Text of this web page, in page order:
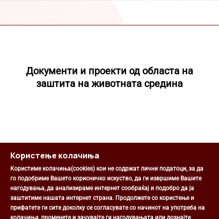
Одделение за кому... Документи и проек...
Документи и проекти од областа на
заштита на животната средина
Општина Центар
Михаил Цоков бр. 1, Скопје
Скопје, РС Македонија
Користење колачиња
Користиме колачиња(cookies) кои не содржат лични податоци, за да
го подобриме Вашето корисничко искуство, да ги извршиме Вашите
нагодувања, да анализираме интернет сообраќај и подобро да ја
заштитиме нашата интернет страна. Продолжете со користење и
прифатете ги сите доколку се согласувате со начинот на употреба на
колачиња, променете и зачувајте ги нагодувањата или дознајте